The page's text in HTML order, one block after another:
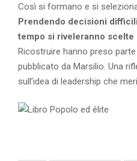
Così si formano e si
Prendendo decisioni
tempo si riveleranno scelte
Ricostruire hanno preso
pubblicato da Marsilio. Una
sull’idea di leadership che